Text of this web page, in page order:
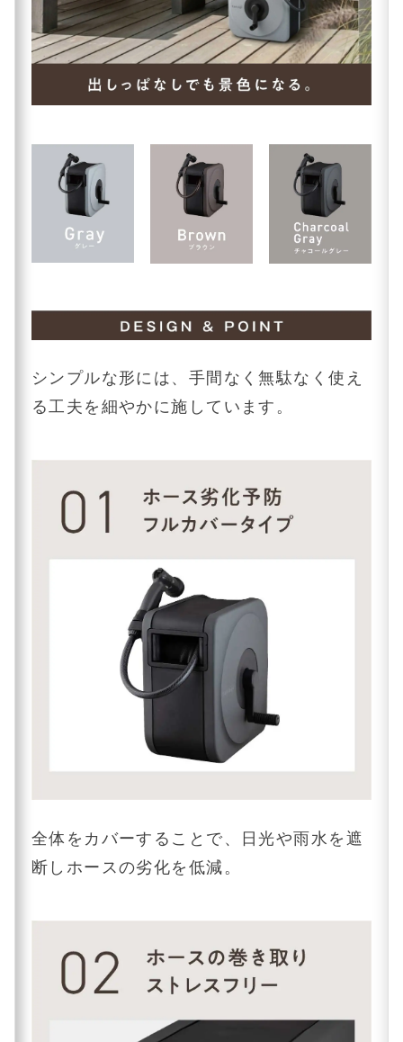
シンプルな形には、手間なく無駄なく使え
る工夫を細やかに施しています。
全体をカバーすることで、日光や雨水を遮
断しホースの劣化を低減。